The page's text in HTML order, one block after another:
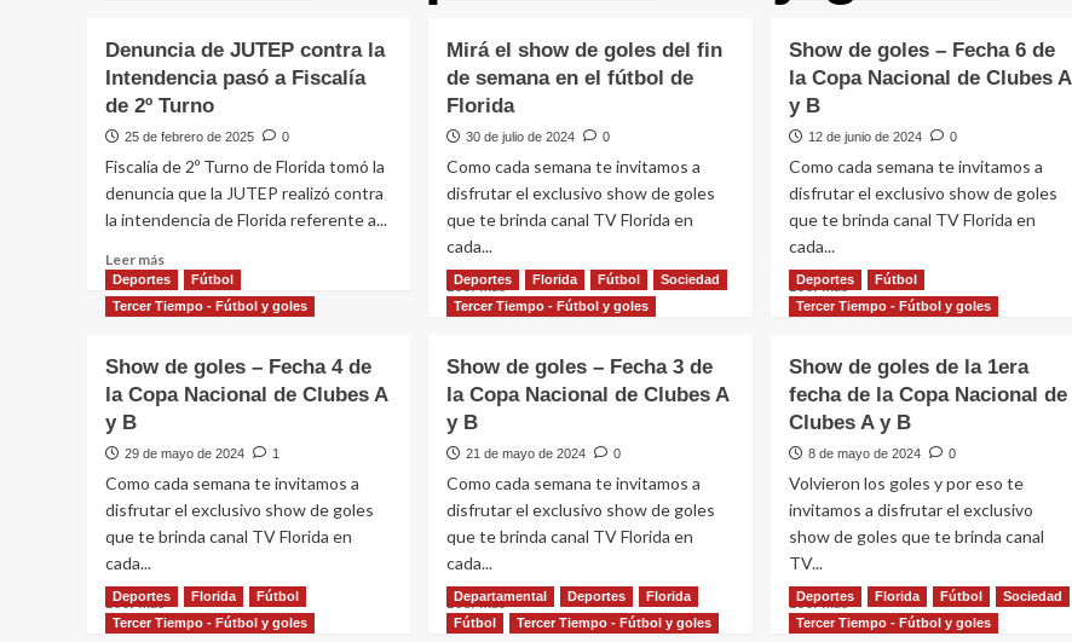
Denuncia de JUTEP contra la
Intendencia pasó a Fiscalía
de 2º Turno
25 de febrero de 2025 0
Fiscalía de 2º Turno de Florida tomó la
denuncia que la JUTEP realizó contra
la intendencia de Florida referente a...
Leer más
más
sobre
JUTEP
contra
pasó
a
Fiscalía
de
Mirá el show de goles del fin
de semana en el fútbol de
Florida
30 de julio de 2024 0
Como cada semana te invitamos a
disfrutar el exclusivo show de goles
que te brinda canal TV Florida en
cada...
Leer másLeer
más
el
show
del
fin
de
semana
fútbol
de
Show de goles – Fecha 6 de
la Copa Nacional de Clubes A
y B
12 de junio de 2024 0
Como cada semana te invitamos a
disfrutar el exclusivo show de goles
que te brinda canal TV Florida en
cada...
Leer másLeer
más
de
goles
–
de
la
Copa
Clubes
A
Deportes
Fútbol
Tercer Tiempo - Fútbol y goles
Show de goles – Fecha 4 de
la Copa Nacional de Clubes A
y B
29 de mayo de 2024 1
Como cada semana te invitamos a
disfrutar el exclusivo show de goles
que te brinda canal TV Florida en
cada...
Leer másLeer
más
Deportes Florida Fútbol
Sociedad
Tercer Tiempo - Fútbol y goles
Show de goles – Fecha 3 de
la Copa Nacional de Clubes A
y B
21 de mayo de 2024 0
Como cada semana te invitamos a
disfrutar el exclusivo show de goles
que te brinda canal TV Florida en
cada...
Leer másLeer
más
Deportes
Fútbol
Tercer Tiempo - Fútbol y goles
Show de goles de la 1era
fecha de la Copa Nacional de
Clubes A y B
8 de mayo de 2024 0
Volvieron los goles y por eso te
invitamos a disfrutar el exclusivo
show de goles que te brinda canal
TV...
Leer másLeer
más
Deportes Florida
Fútbol
Tercer Tiempo - Fútbol y goles
Departamental Deportes
Florida
Fútbol
Tercer Tiempo - Fútbol y goles
Deportes Florida Fútbol
Sociedad
Tercer Tiempo - Fútbol y goles